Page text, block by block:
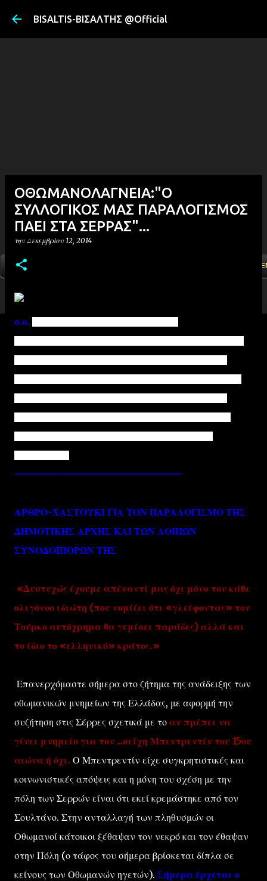
BISALTIS-ΒΙΣΑΛΤΗΣ @Official
ΑΡΧΙΚΗ
ΟΘΩΜΑΝΟΛΑΓΝΕΙΑ:"Ο
ΣΥΛΛΟΓΙΚΟΣ ΜΑΣ ΠΑΡΑΛΟΓΙΣΜΟΣ
ΠΑΕΙ ΣΤΑ ΣΕΡΡΑΣ"...
την Δεκεμβρίου 12, 2014
σ.σ.
----------------------------------------
ΑΡΘΡΟ-ΧΑΣΤΟΥΚΙ ΓΙΑ ΤΟΝ ΠΑΡΑΛΟΓΙΣΜΟ ΤΗΣ
ΔΗΜΟΤΙΚΗΣ ΑΡΧΗΣ ΚΑΙ ΤΩΝ ΛΟΙΠΩΝ
ΣΥΝΟΔΟΙΠΟΡΩΝ ΤΗΣ
«Δυστυχώς έχουμε απέναντί μας όχι μόνο τον κάθε
ολιγόνοο ιδιώτη (που νομίζει ότι «γλείφοντας» τον
Τούρκο αυτόχρημα θα γεμίσει παράδες) αλλά και
το ίδιο το «ελληνικό» κράτος.»
Επανερχόμαστε σήμερα στο ζήτημα της ανάδειξης των
οθωμανικών μνημείων της Ελλάδας, με αφορμή την
συζήτηση στις Σέρρες σχετικά με το αν πρέπει να
γίνει μνημείο για τον ...σεΐχη Μπεντρεντίν του 15ου
αιώνα ή όχι. Ο Μπεντρεντίν είχε συγκρητιστικές και
κοινωνιστικές απόψεις και η μόνη του σχέση με την
πόλη των Σερρών είναι ότι εκεί κρεμάστηκε από τον
Σουλτάνο. Στην ανταλλαγή των πληθυσμών οι
Οθωμανοί κάτοικοι ξέθαψαν τον νεκρό και τον έθαψαν
στην Πόλη (ο τάφος του σήμερα βρίσκεται δίπλα σε
κείνους των Οθωμανών ηγετών). Σήμερα έρχεται ο